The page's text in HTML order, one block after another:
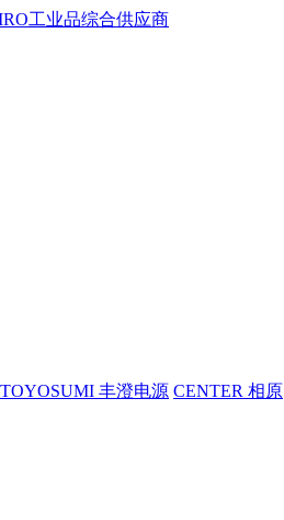
TOYOSUMI 丰澄电源 CENTER 相原